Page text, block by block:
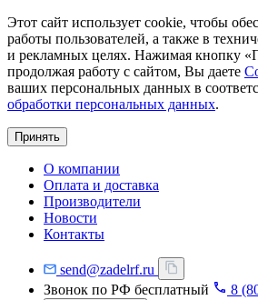
Этот сайт использует cookie, чтобы
работы пользователей, а также в
и рекламных целях. Нажимая кнопку
продолжая работу с сайтом, Вы даете
ваших персональных данных в
обработки персональных данных.
Принять
О компании
Оплата и доставка
Производители
Новости
Контакты
send@zadelrf.ru
Звонок по РФ бесплатный
8